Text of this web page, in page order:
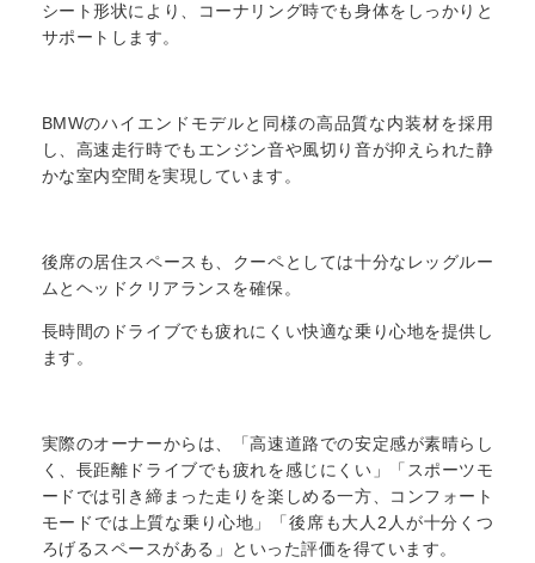
シート形状により、コーナリング時でも身体をしっかりと
サポートします。
BMWのハイエンドモデルと同様の高品質な内装材を採用
し、高速走行時でもエンジン音や風切り音が抑えられた静
かな室内空間を実現しています。
後席の居住スペースも、クーペとしては十分なレッグルー
ムとヘッドクリアランスを確保。
長時間のドライブでも疲れにくい快適な乗り心地を提供し
ます。
実際のオーナーからは、「高速道路での安定感が素晴らし
く、長距離ドライブでも疲れを感じにくい」「スポーツモ
ードでは引き締まった走りを楽しめる一方、コンフォート
モードでは上質な乗り心地」「後席も大人2人が十分くつ
ろげるスペースがある」といった評価を得ています。